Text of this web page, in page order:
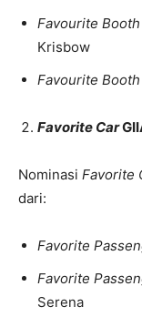
Favourite Booth
Krisbow
Favourite Booth
Favorite Car
Nominasi Favorite
dari:
Favorite
Favorite
Serena